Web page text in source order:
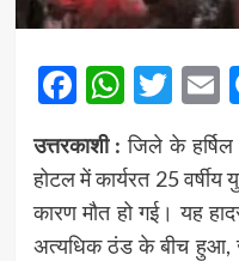
Facebook
उत्तरकाशी : जिले के हर्षिल
होटल में कार्यरत 25
कारण मौत हो गई। यह
अत्यधिक ठंड के बीच